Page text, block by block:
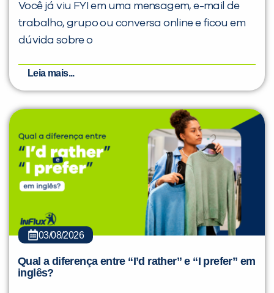
Você já viu FYI em uma mensagem, e-mail de
trabalho, grupo ou conversa online e ficou em
dúvida sobre o
Leia mais...
03/08/2026
Qual a diferença entre “I’d rather” e “I prefer” em
inglês?